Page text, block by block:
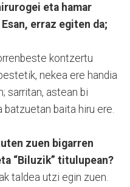
eta hamar
erraz egiten da;
kontzertu
nekea ere handia
sarritan, astean bi
baita hiru ere.
zuen bigarren
“Biluzik” titulupean?
taldea utzi egin zuen.